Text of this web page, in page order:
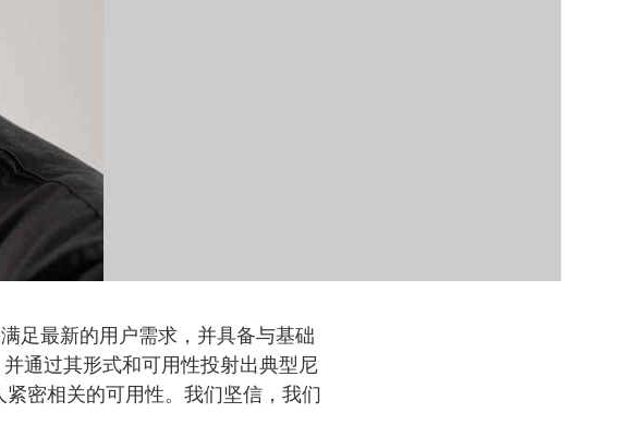
足最新的用户需求，并具备与基础
通过其形式和可用性投射出典型尼
密相关的可用性。我们坚信，我们